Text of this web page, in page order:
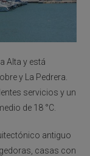
Alta y está
y La Pedrera.
servicios y un
de 18 °C.
antiguo
casas con